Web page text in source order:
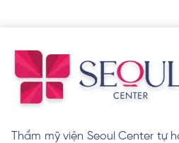
Nên khử
chọn nào tốt
Xem chi tiết
Thẩm mỹ viện Seoul Center tự